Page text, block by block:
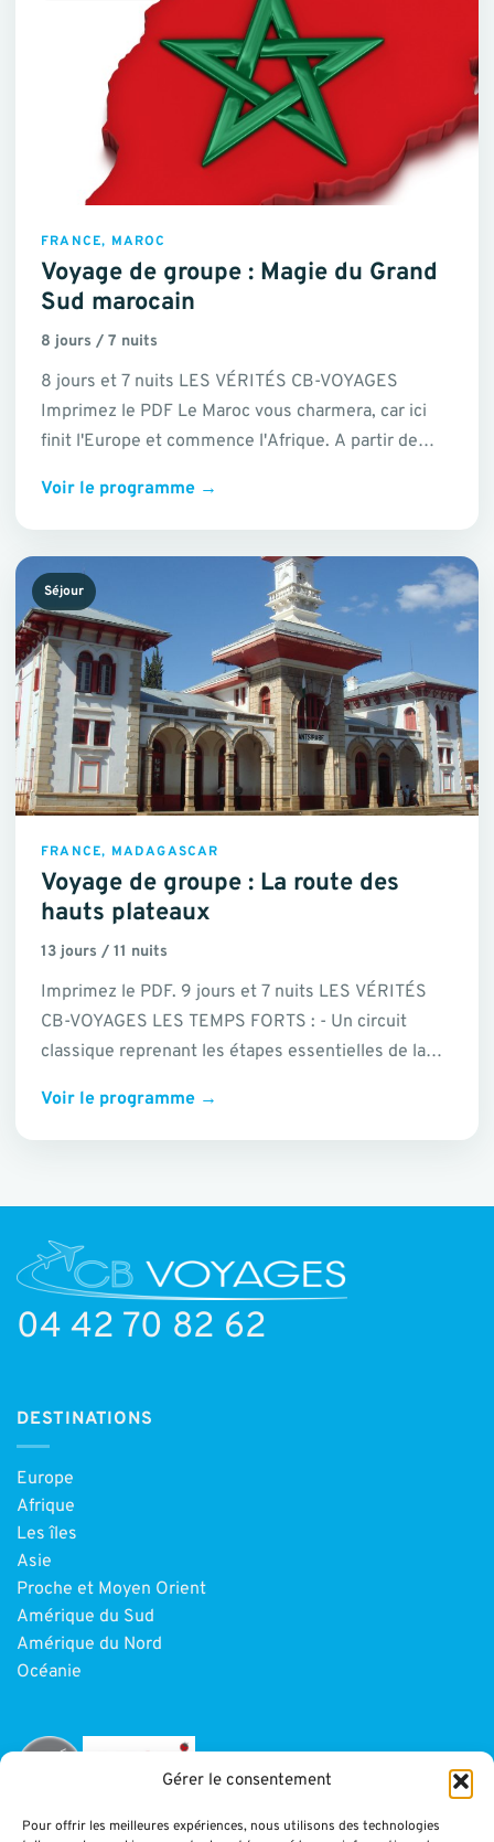
Gérer le consentement
Pour offrir les meilleures expériences, nous utilisons des technologies
FRANCE, MAROC
Voyage de groupe : Magie du Grand
Sud marocain
8 jours / 7 nuits
8 jours et 7 nuits LES VÉRITÉS CB-VOYAGES
Imprimez le PDF Le Maroc vous charmera, car ici
finit l'Europe et commence l'Afrique. A partir de
Voir le programme →
Séjour
FRANCE, MADAGASCAR
Voyage de groupe : La route des
hauts plateaux
13 jours / 11 nuits
Imprimez le PDF. 9 jours et 7 nuits LES VÉRITÉS
CB-VOYAGES LES TEMPS FORTS : - Un circuit
classique reprenant les étapes essentielles de la
Voir le programme →
04 42 70 82 62
DESTINATIONS
Europe
Afrique
Les îles
Asie
Proche et Moyen Orient
Amérique du Sud
Amérique du Nord
Océanie